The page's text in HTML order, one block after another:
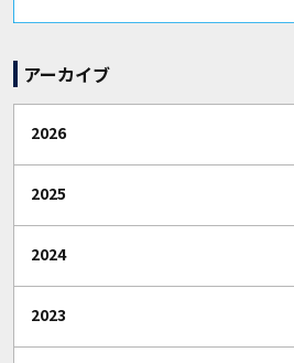
アーカイブ
2026
2025
2024
2023